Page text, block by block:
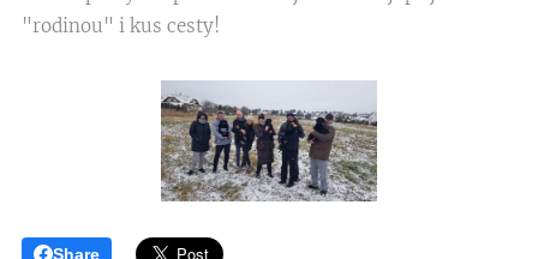
"rodinou" i kus cesty!
Share